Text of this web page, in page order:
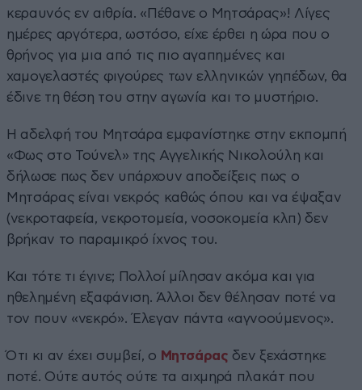
κεραυνός εν αιθρία. «Πέθανε ο Μητσάρας»! Λίγες
ημέρες αργότερα, ωστόσο, είχε έρθει η ώρα που ο
θρήνος για μια από τις πιο αγαπημένες και
χαμογελαστές φιγούρες των ελληνικών γηπέδων, θα
έδινε τη θέση του στην αγωνία και το μυστήριο.
Η αδελφή του Μητσάρα εμφανίστηκε στην εκπομπή
«Φως στο Τούνελ» της Αγγελικής Νικολούλη και
δήλωσε πως δεν υπάρχουν αποδείξεις πως ο
Μητσάρας είναι νεκρός καθώς όπου και να έψαξαν
(νεκροταφεία, νεκροτομεία, νοσοκομεία κλπ) δεν
βρήκαν το παραμικρό ίχνος του.
Και τότε τι έγινε; Πολλοί μίλησαν ακόμα και για
ηθελημένη εξαφάνιση. Άλλοι δεν θέλησαν ποτέ να
τον πουν «νεκρό». Έλεγαν πάντα «αγνοούμενος».
Ότι κι αν έχει συμβεί, ο Μητσάρας δεν ξεχάστηκε
ποτέ. Ούτε αυτός ούτε τα αιχμηρά πλακάτ που